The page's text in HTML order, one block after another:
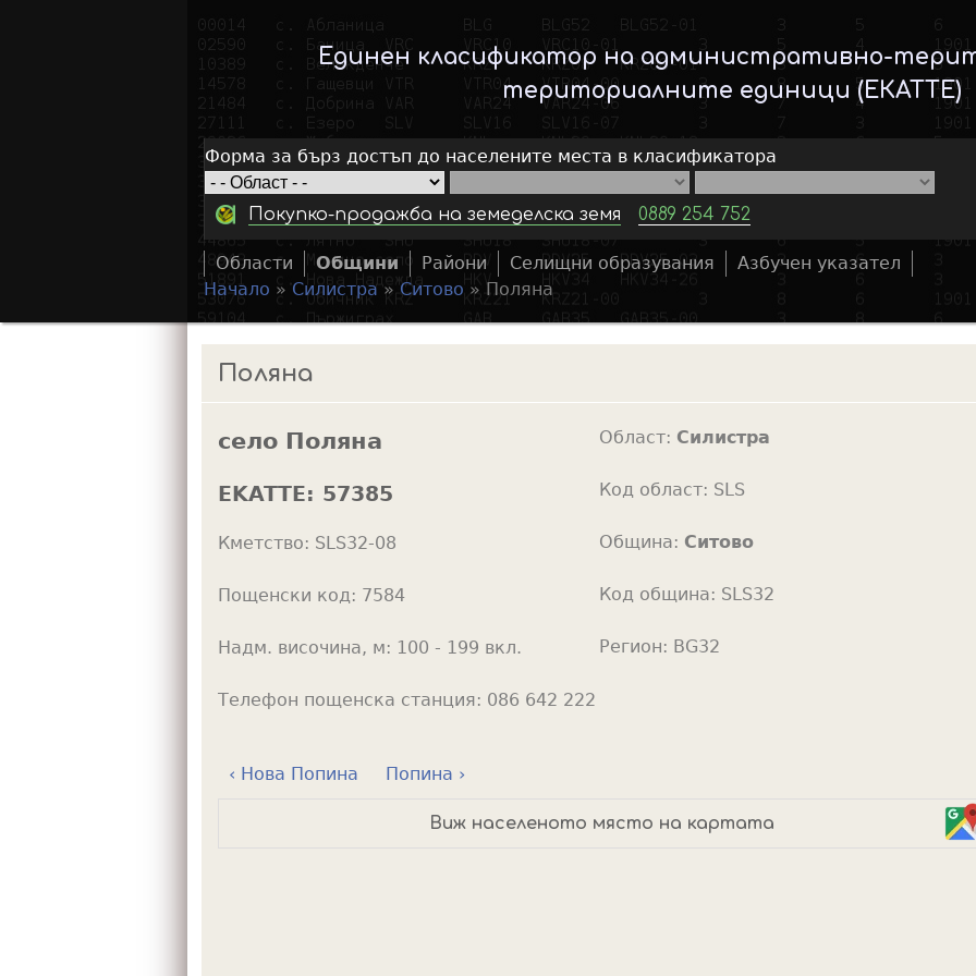
Skip
to
main
Единен класификатор на административно-
териториалните единици (ЕКАТТЕ)
Форма за бърз достъп до населените места в класификатора
Покупко-продажба на земеделска земя 0889 254 752
a
c
Области Общини Райони Селищни образувания Азбучен указател
o
Начало »Силистра »Ситово» Поляна
Поляна
село Поляна
EKATTE: 57385
Кметство: SLS32-08
Пощенски код: 7584
Надм. височина, м: 100 - 199 вкл.
Област: Силистра
Код област: SLS
Община: Ситово
Код община: SLS32
Регион: BG32
Телефон пощенска станция: 086 642 222
‹ Нова Попина Попина ›
Виж населеното място на картата